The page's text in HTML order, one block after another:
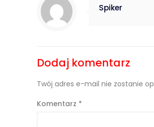
Spiker
Dodaj komentarz
Twój adres e-mail nie zostanie
Komentarz *